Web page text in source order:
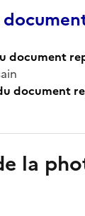
document
document
la